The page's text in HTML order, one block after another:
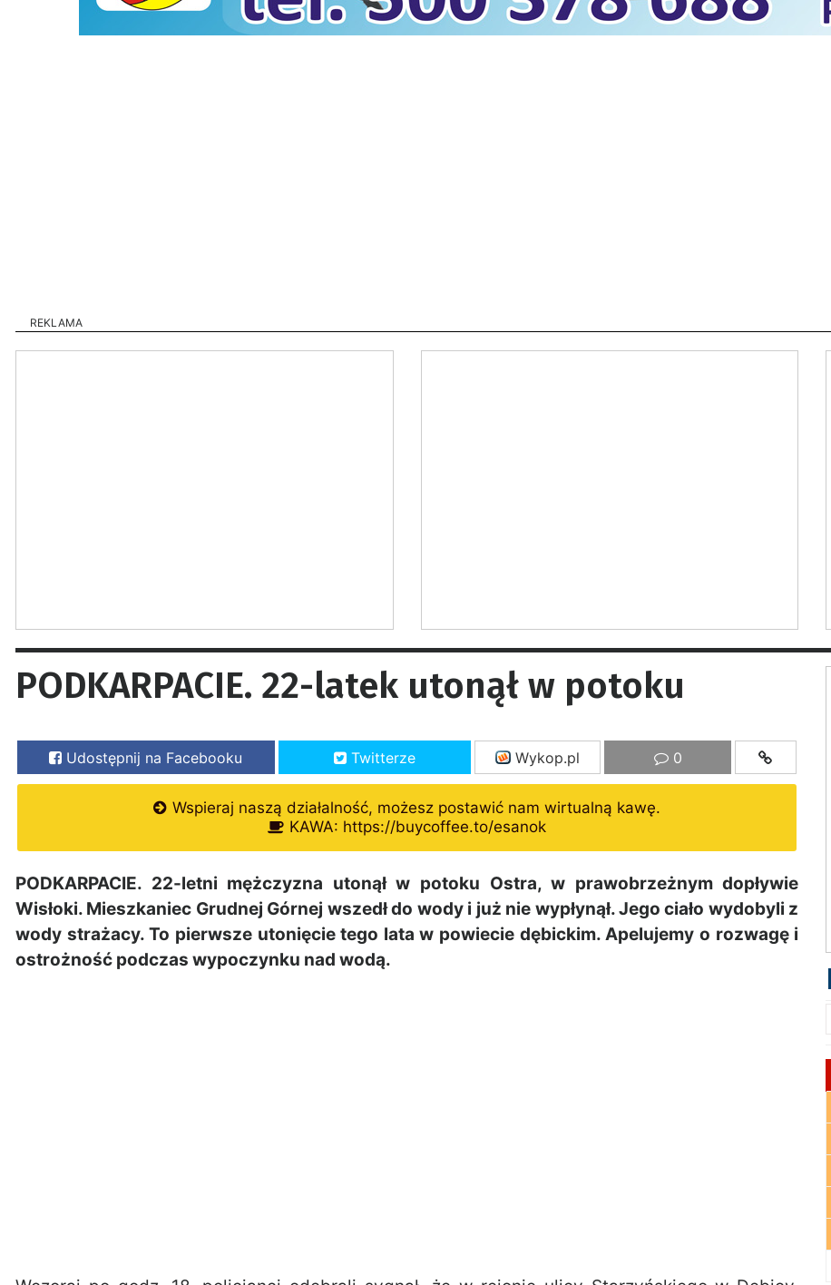
REKLAMA
PODKARPACIE. 22-latek utonął w potoku
Udostępnij na Facebooku Twitterze Wykop.pl 0
Wspieraj naszą działalność, możesz postawić nam wirtualną kawę.
KAWA: https://buycoffee.to/esanok
PODKARPACIE. 22-letni mężczyzna utonął w potoku Ostra, w prawobrzeżnym dopływie
Wisłoki. Mieszkaniec Grudnej Górnej wszedł do wody i już nie wypłynął. Jego ciało wydobyli z
wody strażacy. To pierwsze utonięcie tego lata w powiecie dębickim. Apelujemy o rozwagę i
ostrożność podczas wypoczynku nad wodą.